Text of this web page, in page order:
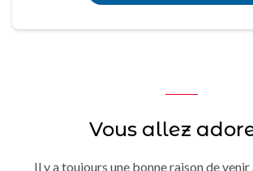
Vous allez
Il y a toujours une bonne raison de